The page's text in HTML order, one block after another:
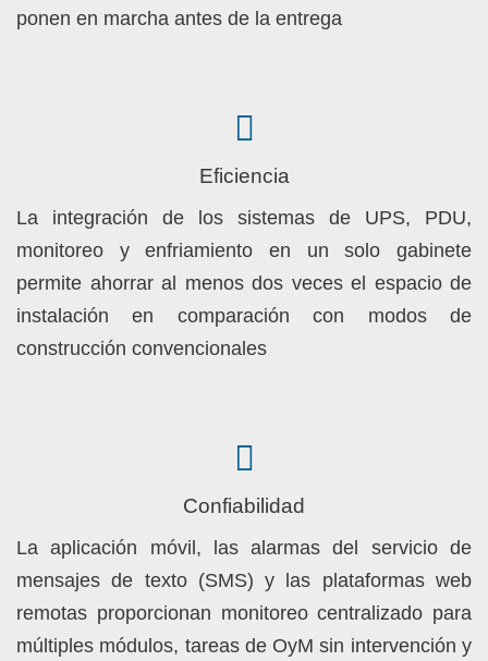
ponen en marcha antes de la entrega
Eficiencia
La integración de los sistemas de UPS, PDU,
monitoreo y enfriamiento en un solo gabinete
permite ahorrar al menos dos veces el espacio de
instalación en comparación con modos de
construcción convencionales
Confiabilidad
La aplicación móvil, las alarmas del servicio de
mensajes de texto (SMS) y las plataformas web
remotas proporcionan monitoreo centralizado para
múltiples módulos, tareas de OyM sin intervención y